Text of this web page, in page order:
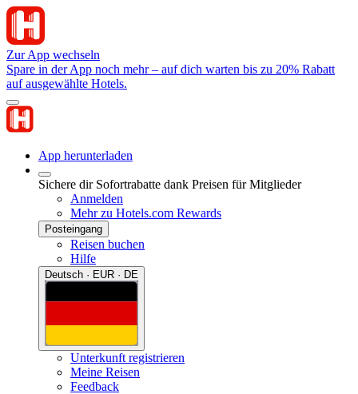
Zur App wechseln
Spare in der App noch mehr – auf dich warten bis zu 20% Rabatt
auf ausgewählte Hotels.
App herunterladen
Sichere dir Sofortrabatte dank Preisen für Mitglieder
Anmelden
Mehr zu Hotels.com Rewards
Posteingang
Reisen buchen
Hilfe
Deutsch · EUR · DE
Unterkunft registrieren
Meine Reisen
Feedback